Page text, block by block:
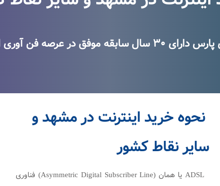
فن آوری اطلاعات و اینترنت
نحوه خرید اینترنت در مشهد و
سایر نقاط کشور
ADSL يا همان (Asymmetric Digital Subscriber Line) فناوری